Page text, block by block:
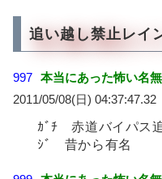
追い越し禁止レイ
997 本当にあった怖い名
2011/05/08(日) 04:37:47.32
ｶﾞﾁ 赤道バイパス
ｼﾞ 昔から有名